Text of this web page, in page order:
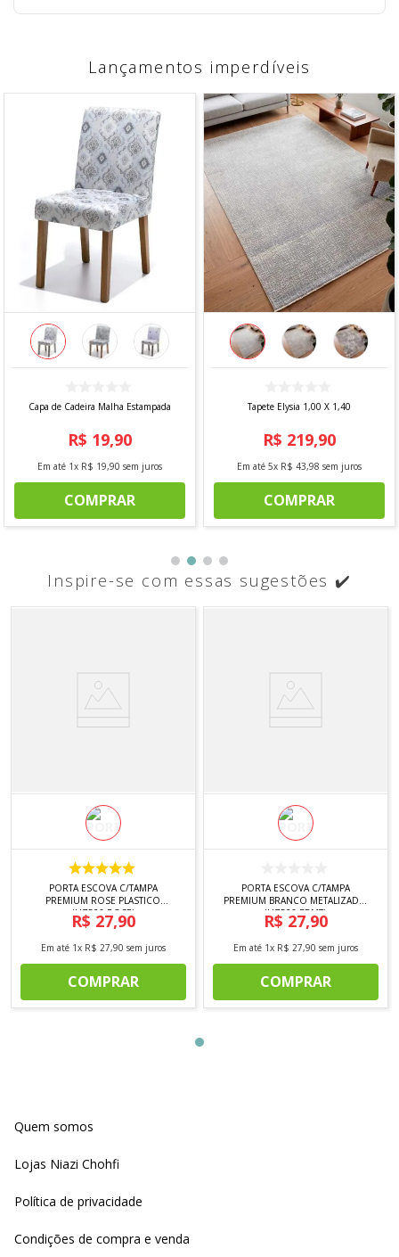
Lançamentos imperdíveis
Capa de Cadeira Malha Estampada
R$ 19,90
Em até 1x R$ 19,90 sem juros
COMPRAR
Tapete Elysia 1,00 X 1,40
R$ 219,90
Em até 5x R$ 43,98 sem juros
COMPRAR
Inspire-se com essas sugestões ✔️
PORTA ESCOVA C/TAMPA
PREMIUM ROSE PLASTICO
(UZ526-ROSE)
R$ 27,90
Em até 1x R$ 27,90 sem juros
COMPRAR
PORTA ESCOVA C/TAMPA
PREMIUM BRANCO METALIZADO
(UZ526-BRMT)
R$ 27,90
Em até 1x R$ 27,90 sem juros
COMPRAR
Quem somos
Lojas Niazi Chohfi
Política de privacidade
Condições de compra e venda